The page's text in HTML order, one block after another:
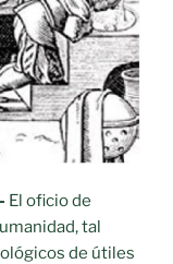
El oficio de
tal
de útiles